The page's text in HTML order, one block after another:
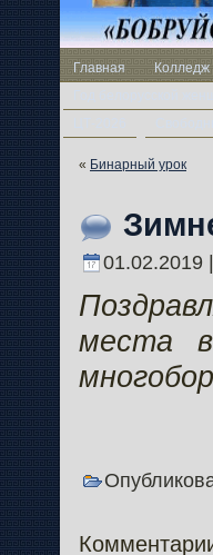
Главная Колледж
« Бинарный урок
01.02.2019 |
места